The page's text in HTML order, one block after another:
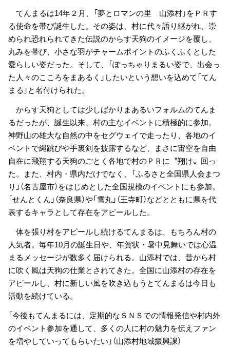
てんまるは14年２月、「夢とロマンの里 山添村」をＰＲす
る使命を帯び誕生した。その姿は、村に代々語り継がれ、崇
められ恐れられてきた伝説のからす天狗のイメージを覆し、
丸みを帯び、小さな羽がチャームポイントのふくふくとした
愛らしい姿だった。そして、「ぽっちゃりまるい姿で、出会っ
た人々のこころをまあるく」したいという想いを込めて「てん
まる」と名付けられた。
からす天狗としては少しばかりまあるいフォルムのてんま
るだったが、誕生以来、村の主なイベントに積極的に参加。
神野山の雄大な自然の中をセグウェイで走ったり、各地のイ
ベントで縄跳びや手裏剣を披露するなど、まさに宙空を自由
自在に飛翔する天狗のごとく各地で村のＰＲに〝翔け〟回っ
た。また、村内・県内だけでなく、「ふるさと全国県人会まつ
り」（名古屋市）をはじめとした全国規模のイベントにも参加。
「せんとくん」（奈良県）や「雪丸」（王寺町）などとともに県を代
表するキャラとして存在をアピールした。
体を張り村をアピールし続けるてんまるは、もちろん村の
人気者。毎年10月の誕生日や、年賀状・暑中見舞いでは心温
まるメッセージが数多く届けられる。山添村では、昔から村
に吹く風は天狗の仕業とされてきた。全国に山添村の存在を
アピールし、村に新しい風を吹き込もうとてんまるは今日も
活動を続けている。
「今後もてんまるには、定期的なＳＮＳでの情報発信や村内外
のイベント参加を通して、多くの人に村の魅力を伝えファン
を増やしていってもらいたい」（山添村地域振興課）